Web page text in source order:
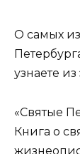
О самых
узнаете
«Святые
Книга о